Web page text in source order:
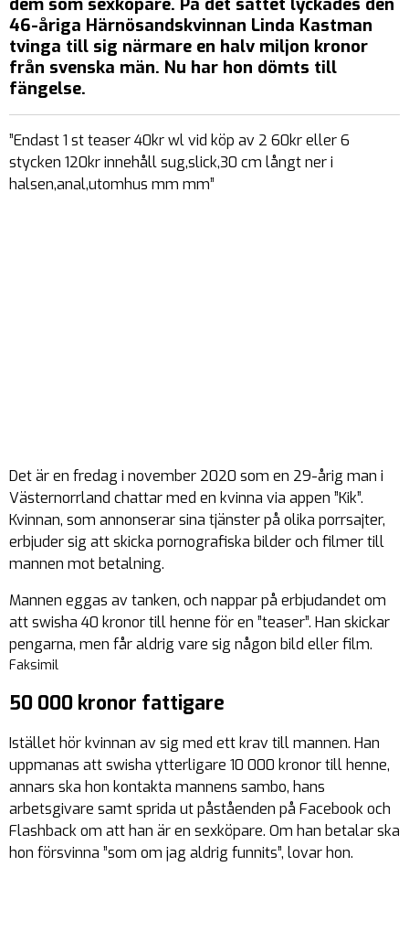
dem som sexköpare. På det sättet lyckades den
46-åriga Härnösandskvinnan Linda Kastman
tvinga till sig närmare en halv miljon kronor
från svenska män. Nu har hon dömts till
fängelse.
”Endast 1 st teaser 40kr wl vid köp av 2 60kr eller 6
stycken 120kr innehåll sug,slick,30 cm långt ner i
halsen,anal,utomhus mm mm”
Det är en fredag i november 2020 som en 29-årig man i
Västernorrland chattar med en kvinna via appen ”Kik”.
Kvinnan, som annonserar sina tjänster på olika porrsajter,
erbjuder sig att skicka pornografiska bilder och filmer till
mannen mot betalning.
Mannen eggas av tanken, och nappar på erbjudandet om
att swisha 40 kronor till henne för en ”teaser”. Han skickar
pengarna, men får aldrig vare sig någon bild eller film.
Faksimil
50 000 kronor fattigare
Istället hör kvinnan av sig med ett krav till mannen. Han
uppmanas att swisha ytterligare 10 000 kronor till henne,
annars ska hon kontakta mannens sambo, hans
arbetsgivare samt sprida ut påståenden på Facebook och
Flashback om att han är en sexköpare. Om han betalar ska
hon försvinna ”som om jag aldrig funnits”, lovar hon.